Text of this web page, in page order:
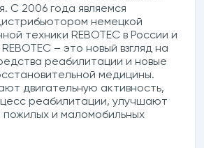
С 2006 года являемся
немецкой
техники REBOTEC в России и
– это новый взгляд на
реабилитации и новые
медицины.
двигательную активность,
реабилитации, улучшают
пожилых и маломобильных